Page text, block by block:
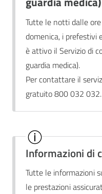
Tutte le notti dalle
domenica, i prefestivi
è attivo il Servizio di
guardia medica).
Per contattare il
gratuito 800 032 032.
Informazioni di
Tutte le informazioni
le prestazioni